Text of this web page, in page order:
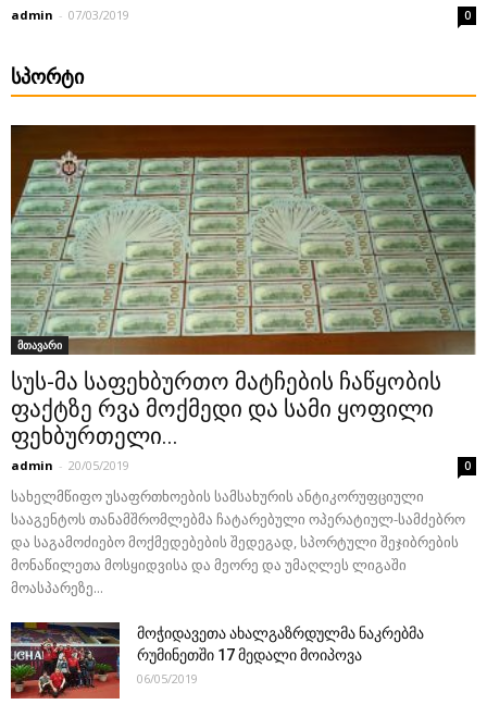
admin - 07/03/2019 0
ᲡᲞᲝᲠᲢᲘ
მთავარი
სუს-მა საფეხბურთო მატჩების ჩაწყობის
ფაქტზე რვა მოქმედი და სამი ყოფილი
ფეხბურთელი...
admin - 20/05/2019 0
სახელმწიფო უსაფრთხოების სამსახურის ანტიკორუფციული
სააგენტოს თანამშრომლებმა ჩატარებული ოპერატიულ-სამძებრო
და საგამოძიებო მოქმედებების შედეგად, სპორტული შეჯიბრების
მონაწილეთა მოსყიდვისა და მეორე და უმაღლეს ლიგაში
მოასპარეზე...
მოჭიდავეთა ახალგაზრდულმა ნაკრებმა
რუმინეთში 17 მედალი მოიპოვა
06/05/2019